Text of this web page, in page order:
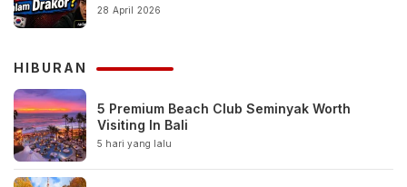
28 April 2026
HIBURAN
5 Premium Beach Club Seminyak Worth
Visiting In Bali
5 hari yang lalu